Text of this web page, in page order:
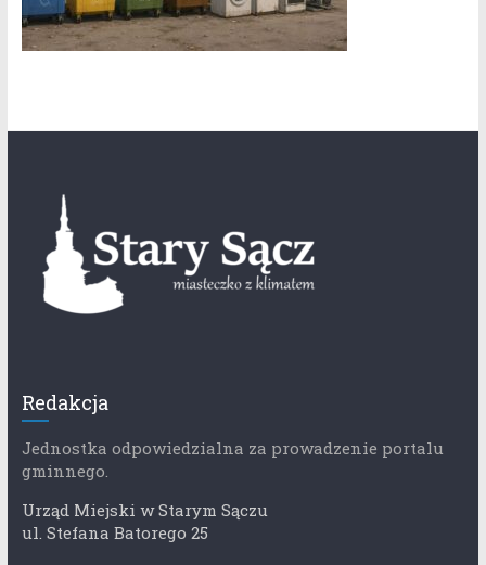
Redakcja
Jednostka odpowiedzialna za prowadzenie portalu
gminnego.
Urząd Miejski w Starym Sączu
ul. Stefana Batorego 25